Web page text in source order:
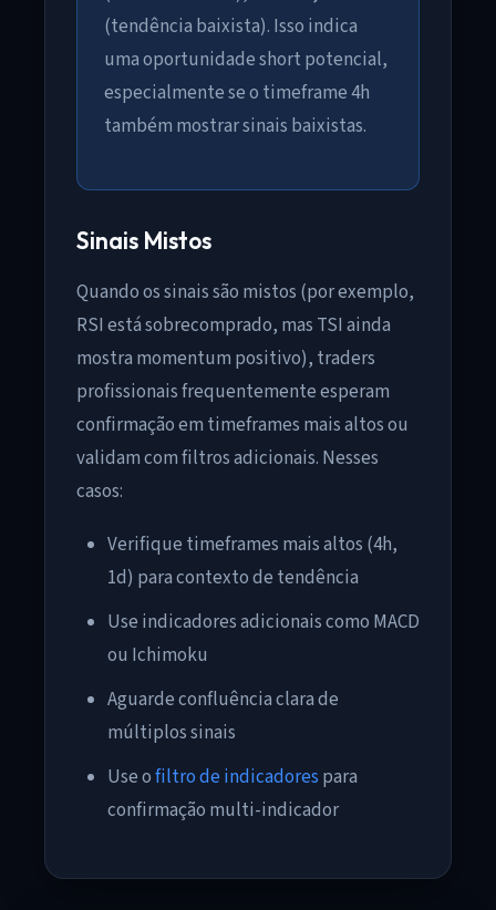
(tendência baixista). Isso indica
uma oportunidade short potencial,
especialmente se o timeframe 4h
também mostrar sinais baixistas.
Sinais Mistos
Quando os sinais são mistos (por exemplo,
RSI está sobrecomprado, mas TSI ainda
mostra momentum positivo), traders
profissionais frequentemente esperam
confirmação em timeframes mais altos ou
validam com filtros adicionais. Nesses
casos:
Verifique timeframes mais altos (4h,
1d) para contexto de tendência
Use indicadores adicionais como MACD
ou Ichimoku
Aguarde confluência clara de
múltiplos sinais
Use ofiltro de indicadores para
confirmação multi-indicador